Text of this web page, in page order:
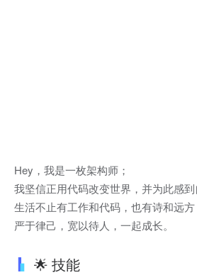
Hey，我是一枚架构师；
我坚信正用代码改变世界，并为此感到
生活不止有工作和代码，也有诗和远方
严于律己，宽以待人，一起成长。
🌟 技能